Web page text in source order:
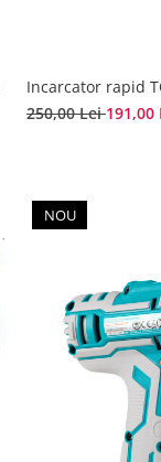
Incarcator rapid
250,00 Lei191,00
NOU